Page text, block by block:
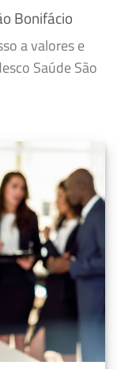
Bonifácio
a valores e
Saúde São